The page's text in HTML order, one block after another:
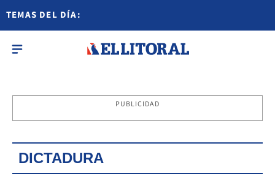
TEMAS DEL DÍA:
PUBLICIDAD
DICTADURA